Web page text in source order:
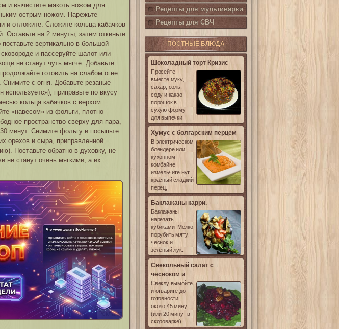
и вычистите мякоть ножом для
острым ножом. Нарежьте
и отложите. Сложите кольца кабачков
Оставьте на 2 минуты, затем откиньте
вертикально в большой
и пассеруйте шалот или
не станут чуть мягче. Добавьте
готовить на слабом огне
с огня. Добавьте резаные
приправьте по вкусу
кольца кабачков с верхом.
«навесом» из фольги, плотно
пространство сверху для пара,
минут. Снимите фольгу и посыпьте
орехов и сыра, приправленной
Поставьте обратно в духовку, не
не станут очень мягкими, а их
Реклама
Рецепты для мультиварки
Рецепты для СВЧ
ПОСТНЫЕ БЛЮДА
Шоколадный торт Кризис
Просейте
вместе муку,
сахар, соль,
соду и какао-
порошок в
сухую форму
для выпечки
Хумус с болгарским перцем
В электрическом
блендере или
кухонном
комбайне
измельчите нут,
красный сладкий
перец,
Баклажаны карри.
Баклажаны
нарезать
кубиками. Мелко
порубить мяту,
чеснок и
зеленый лук.
Свекольный салат с
чесноком и
Свёклу вымойте
и отварите до
готовности,
около 45 минут
(или 20 минут в
скороварке).